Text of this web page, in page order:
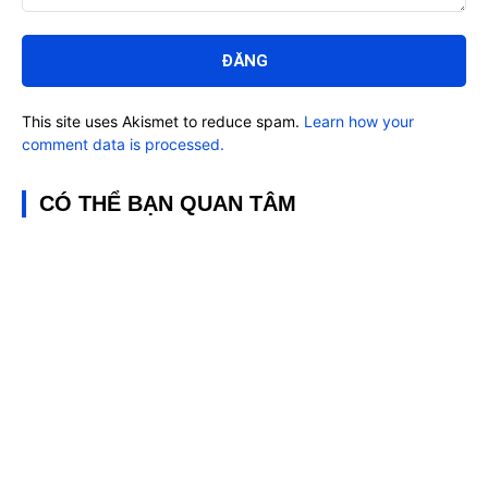
luận:
This site uses Akismet to reduce spam. Learn how your
comment data is processed.
CÓ THỂ BẠN QUAN TÂM